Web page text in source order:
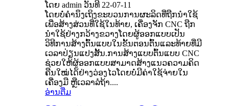
ໂດຍ admin ວັນທີ 22-07-11
ໂດຍບໍ່ຄໍານຶງເຖິງຂະບວນການຜະລິດທີ່ຖືກນໍາໃຊ້
ເພື່ອສ້າງສ່ວນທີ່ໃຊ້ໃນທ້າຍ, ເຄື່ອງຈັກ CNC ຖືກ
ນໍາໃຊ້ຢ່າງກວ້າງຂວາງໂດຍຜູ້ອອກແບບເປັນ
ວິທີການສ້າງຕົ້ນແບບໃນຂັ້ນຕອນຕົ້ນແລະທ້າຍທີ່ມີ
ເວລາປ່ຽນແປງສັ້ນ.ການສ້າງແບບຕົ້ນແບບ CNC
ຊ່ວຍໃຫ້ຜູ້ອອກແບບສາມາດສ້າງແນວຄວາມຄິດ
ຄືນໃໝ່ໄດ້ຢ່າງວ່ອງໄວໂດຍບໍ່ມີຄ່າໃຊ້ຈ່າຍໃນ
ເຄື່ອງມື ຫຼືເວລາລໍຖ້າ....
ອ່ານ​ຕື່ມ